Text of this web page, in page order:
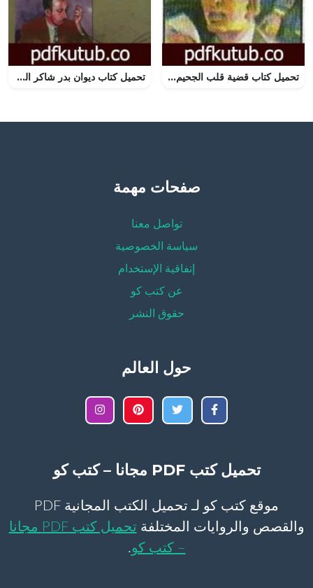
تحميل كتاب قضية قلب الجحيم – مغامرات ع×2 PDF تأليف نبيل فاروق مجانا [كامل] تحميل كتاب ديوان بدر شاكر السياب PDF تأليف بدر شاكر السياب مجانا [كامل]
صفحات مهمة
تواصل معنا
سياسة الخصوصية
إتفاقية الإستخدام
عن كتب كو
حقوق النشر
حول العالم
تحميل كتب PDF مجانا – كتب كو
موقع كتب كو لـ تحميل الكتب المجانية PDF
والقصص والروايات المختلفة
تحميل كتب PDF مجانا
– كتب كو.